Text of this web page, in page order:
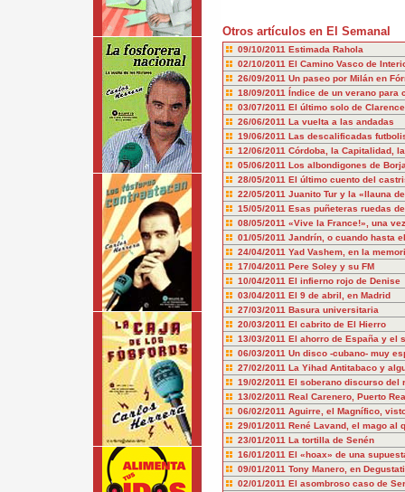
Otros artículos en El Semanal
09/10/2011 Estimada Rahola
02/10/2011 El Camino Vasco de
26/09/2011 Un paseo por Milán en
18/09/2011 Índice de un verano para
03/07/2011 El último solo de
26/06/2011 La vuelta a las andadas
19/06/2011 Las descalificadas
12/06/2011 Córdoba, la Capitalidad,
05/06/2011 Los albondigones de
28/05/2011 El último cuento del
22/05/2011 Juanito Tur y la «llauna
15/05/2011 Esas puñeteras ruedas
08/05/2011 «Vive la France!», una
01/05/2011 Jandrín, o cuando hasta
24/04/2011 Yad Vashem, en la
17/04/2011 Pere Soley y su FM
10/04/2011 El infierno rojo de Denise
03/04/2011 El 9 de abril, en Madrid
27/03/2011 Basura universitaria
20/03/2011 El cabrito de El Hierro
13/03/2011 El ahorro de España y el
06/03/2011 Un disco -cubano- muy
27/02/2011 La Yihad Antitabaco y
19/02/2011 El soberano discurso del
13/02/2011 Real Carenero, Puerto
06/02/2011 Aguirre, el Magnífico,
29/01/2011 René Lavand, el mago al
23/01/2011 La tortilla de Senén
16/01/2011 El «hoax» de una
09/01/2011 Tony Manero, en
02/01/2011 El asombroso caso de